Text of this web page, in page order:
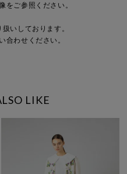
をご参照ください。
いしております。
合わせください。
LIKE